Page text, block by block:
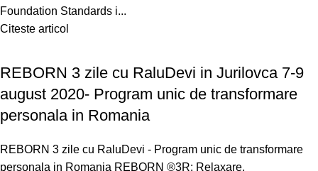
Foundation Standards i...
Citeste articol
REBORN 3 zile cu RaluDevi in Jurilovca 7-9
august 2020- Program unic de transformare
personala in Romania
REBORN 3 zile cu RaluDevi - Program unic de transformare
personala in Romania REBORN ®3R: Relaxare,